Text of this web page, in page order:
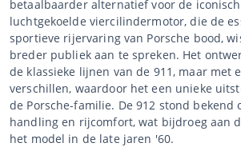
betaalbaarder alternatief voor de
luchtgekoelde viercilindermotor, die de
sportieve rijervaring van Porsche bood,
breder publiek aan te spreken. Het
de klassieke lijnen van de 911, maar met
verschillen, waardoor het een unieke
de Porsche-familie. De 912 stond bekend
handling en rijcomfort, wat bijdroeg aan
het model in de late jaren '60.